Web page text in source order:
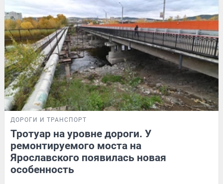
ДОРОГИ И ТРАНСПОРТ
Тротуар на уровне дороги. У
ремонтируемого моста на
Ярославского появилась новая
особенность